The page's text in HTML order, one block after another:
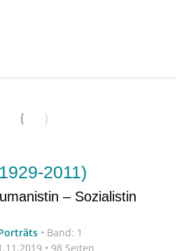
2011)
– Sozialistin
• Band: 1
• 98 Seiten